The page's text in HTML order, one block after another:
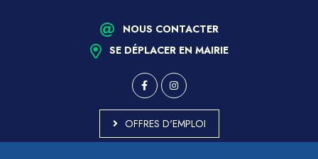
NOUS CONTACTER
SE DÉPLACER EN MAIRIE
OFFRES D'EMPLOI